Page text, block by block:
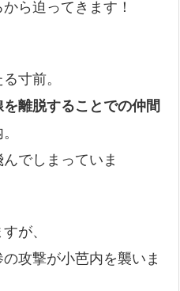
ら迫ってきます！
寸前。
を離脱することでの仲間
でしまっていま
が、
攻撃が小芭内を襲いま